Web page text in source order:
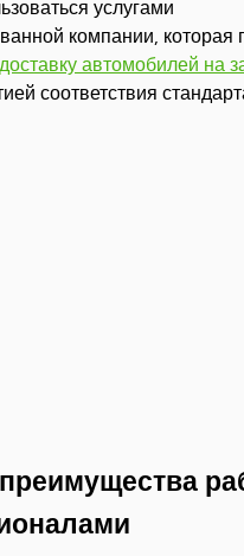
услугами
компании, которая
доставку автомобилей на
соответствия